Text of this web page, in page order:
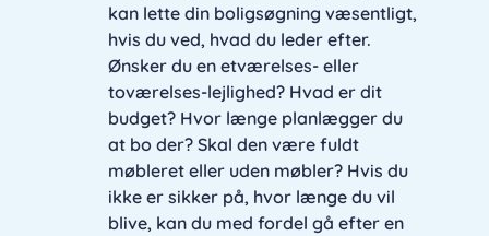
kan lette din boligsøgning væsentligt,
hvis du ved, hvad du leder efter.
Ønsker du en etværelses- eller
toværelses-lejlighed? Hvad er dit
budget? Hvor længe planlægger du
at bo der? Skal den være fuldt
møbleret eller uden møbler? Hvis du
ikke er sikker på, hvor længe du vil
blive, kan du med fordel gå efter en